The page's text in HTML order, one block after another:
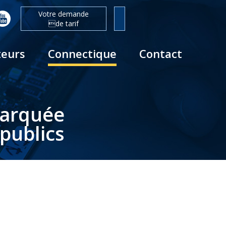
Votre demande
de tarif
Connectique Contact